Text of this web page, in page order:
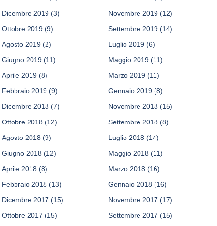
Dicembre 2019 (3) Novembre 2019 (12)
Ottobre 2019 (9) Settembre 2019 (14)
Agosto 2019 (2) Luglio 2019 (6)
Giugno 2019 (11) Maggio 2019 (11)
Aprile 2019 (8) Marzo 2019 (11)
Febbraio 2019 (9) Gennaio 2019 (8)
Dicembre 2018 (7) Novembre 2018 (15)
Ottobre 2018 (12) Settembre 2018 (8)
Agosto 2018 (9) Luglio 2018 (14)
Giugno 2018 (12) Maggio 2018 (11)
Aprile 2018 (8) Marzo 2018 (16)
Febbraio 2018 (13) Gennaio 2018 (16)
Dicembre 2017 (15) Novembre 2017 (17)
Ottobre 2017 (15) Settembre 2017 (15)